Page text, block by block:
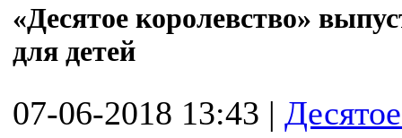
«Десятое королевство»
для детей
07-06-2018 13:43 |